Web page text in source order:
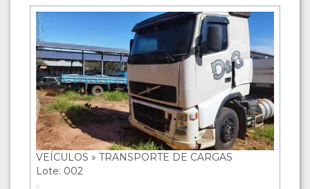
VEÍCULOS » TRANSPORTE DE CARGAS
Lote: 002